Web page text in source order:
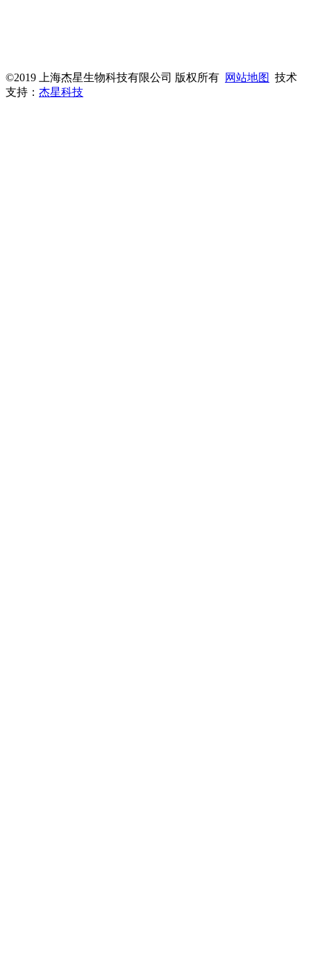
©2019 上海杰星生物科技有限公司 版权所有 网站地图 技术
支持： 杰星科技